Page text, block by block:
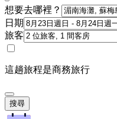
想要去哪裡？
日期
旅客
這趟旅程是商務旅行
搜尋